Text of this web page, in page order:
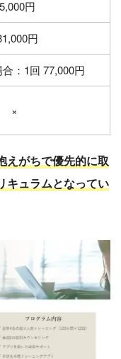
円
円
： 1回 77,000円
×
えがちで優先的に取
キュラムとなってい